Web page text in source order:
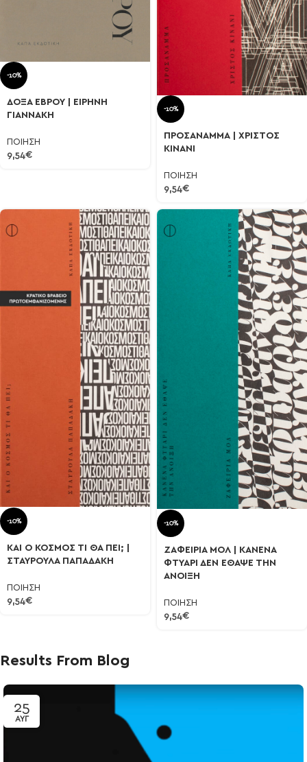
-10%
ΔΟΞΑ ΕΒΡΟΥ | ΕΙΡΗΝΗ
ΓΙΑΝΝΑΚΗ
ΠΟΙΗΣΗ
9,54€
-10%
ΠΡΟΣΑΝΑΜΜΑ | ΧΡΙΣΤΟΣ
ΚΙΝΑΝΙ
ΠΟΙΗΣΗ
9,54€
-10%
ΚΑΙ Ο ΚΟΣΜΟΣ ΤΙ ΘΑ ΠΕΙ; |
ΣΤΑΥΡΟΥΛΑ ΠΑΠΑΔΑΚΗ
ΠΟΙΗΣΗ
9,54€
-10%
ΖΑΦΕΙΡΙΑ ΜΟΛ | ΚΑΝΕΝΑ
ΦΤΥΑΡΙ ΔΕΝ ΕΘΑΨΕ ΤΗΝ
ΑΝΟΙΞΗ
ΠΟΙΗΣΗ
9,54€
Results From Blog
25
ΑΥΓ